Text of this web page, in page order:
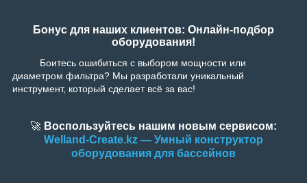
Бонус для наших клиентов: Онлайн-подбор
оборудования!
Боитесь ошибиться с выбором мощности или
диаметром фильтра? Мы разработали уникальный
инструмент, который сделает всё за вас!
🚀 Воспользуйтесь нашим новым сервисом:
Welland-Create.kz — Умный конструктор
оборудования для бассейнов